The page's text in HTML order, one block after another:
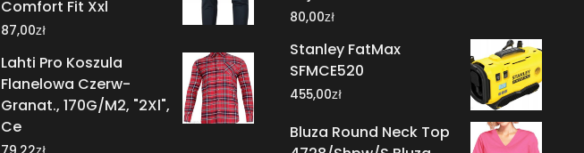
Comfort Fit Xxl
87,00zł
Lahti Pro Koszula
Flanelowa Czerw-
Granat., 170G/M2, "2Xl",
Ce
zł
80,00zł
Stanley FatMax
SFMCE520
455,00zł
Bluza Round Neck Top